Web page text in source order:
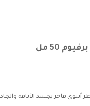
50 مل
أنثوي فاخر يجسد الأناقة